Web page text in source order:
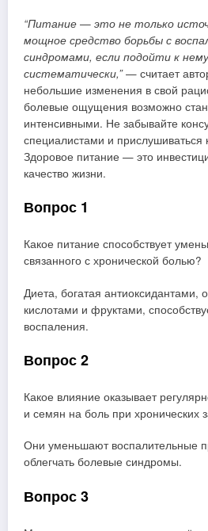
“Питание — это не только
мощное средство борьбы с
синдромами, если подойти к
систематически,”— считает
небольшие изменения в свой
болевые ощущения возможно
интенсивными. Не забывайте
специалистами и прислушиваться
Здоровое питание — это
качество жизни.
Вопрос 1
Какое питание способствует
связанного с хронической болью?
Диета, богатая антиоксидантами,
кислотами и фруктами,
воспаления.
Вопрос 2
Какое влияние оказывает
и семян на боль при хронических
Они уменьшают воспалительные
облегчать болевые синдромы.
Вопрос 3